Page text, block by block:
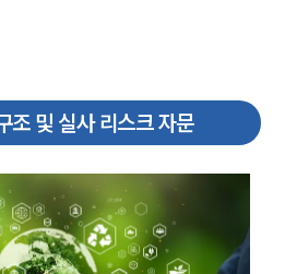
조 및 실사 리스크 자문